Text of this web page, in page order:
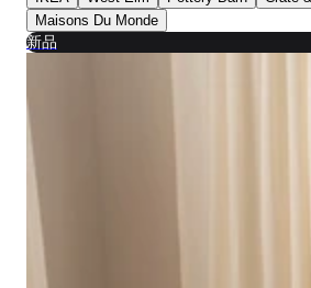
Maisons Du Monde
新品